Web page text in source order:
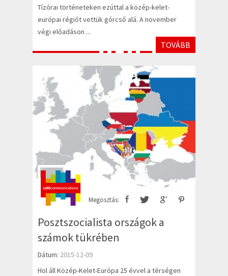
Tízórai történeteken ezúttal a közép-kelet-
európai régiót vettük górcső alá. A november
végi előadáson ...
TOVÁBB
Megosztás:
Posztszocialista országok a
számok tükrében
Dátum: 2015-12-09
Hol áll Közép-Kelet-Európa 25 évvel a térségen